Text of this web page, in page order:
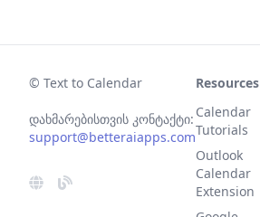
© Text to Calendar
დახმარებისთვის კონტაქტი:
support@betteraiapps.com
Resources
Calendar
Tutorials
Outlook
Calendar
Extension